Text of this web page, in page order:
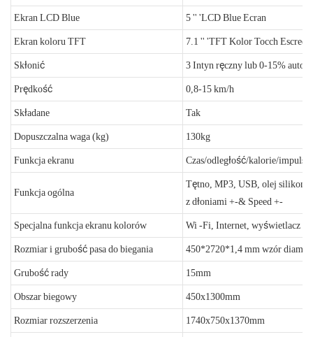
Ekran LCD Blue 5 '' 'LCD Blue Ecran
Ekran koloru TFT 7.1 '' 'TFT Kolor Tocch Escreen
Skłonić 3 Intyn ręczny lub 0-15%
Prędkość 0,8-15 km/h
Składane Tak
Dopuszczalna waga (kg) 130kg
Funkcja ekranu Czas/odległość/kalorie/impuls/
Funkcja ogólna
Tętno, MP3, USB, olej
z dłoniami +-& Speed ​​+-
Specjalna funkcja ekranu kolorów Wi -Fi, Internet, wyświetlacz
Rozmiar i grubość pasa do biegania 450*2720*1,4 mm wzór
Grubość rady 15mm
Obszar biegowy 450x1300mm
Rozmiar rozszerzenia 1740x750x1370mm